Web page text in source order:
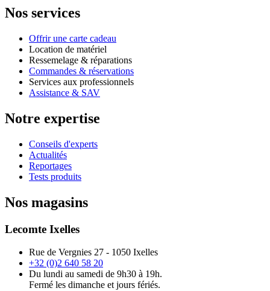
Nos services
Offrir une carte cadeau
Location de matériel
Ressemelage & réparations
Commandes & réservations
Services aux professionnels
Assistance & SAV
Notre expertise
Conseils d'experts
Actualités
Reportages
Tests produits
Nos magasins
Lecomte Ixelles
Rue de Vergnies 27 - 1050 Ixelles
+32 (0)2 640 58 20
Du lundi au samedi de 9h30 à 19h.
Fermé les dimanche et jours fériés.